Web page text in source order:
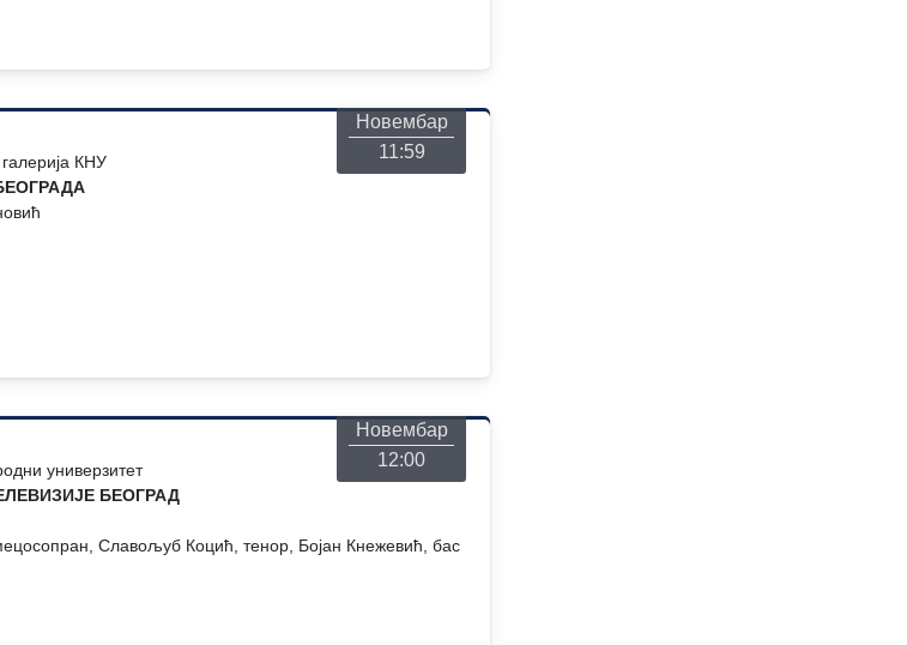
Новембар
11:59
КНУ
Новембар
12:00
универзитет
БЕОГРАД
Славољуб Коцић, тенор, Бојан Кнежевић, бас